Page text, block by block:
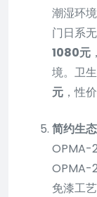
潮湿环
门日系
1080元
境。卫
元 ，性
简约生
OPMA-
OPMA-
免漆工